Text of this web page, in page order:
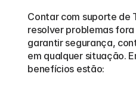
Contar com suporte de
resolver problemas
garantir segurança,
em qualquer situação.
benefícios estão: